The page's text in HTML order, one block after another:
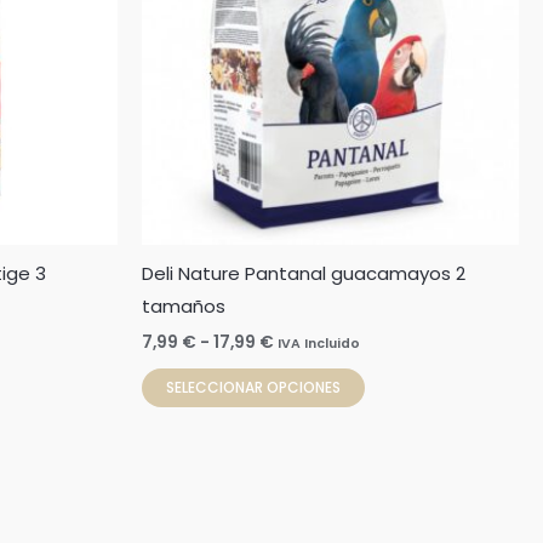
3
Deli Nature Pantanal guacamayos 2
tamaños
7,99 € - 17,99 € IVA Incluido
SELECCIONAR OPCIONES
variantes.
Las
opciones
se
pueden
elegir
en
página